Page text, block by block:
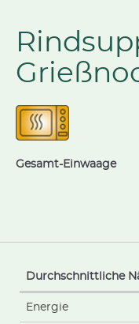
Gesamt-Einwaage
Durchschnittliche
Energie